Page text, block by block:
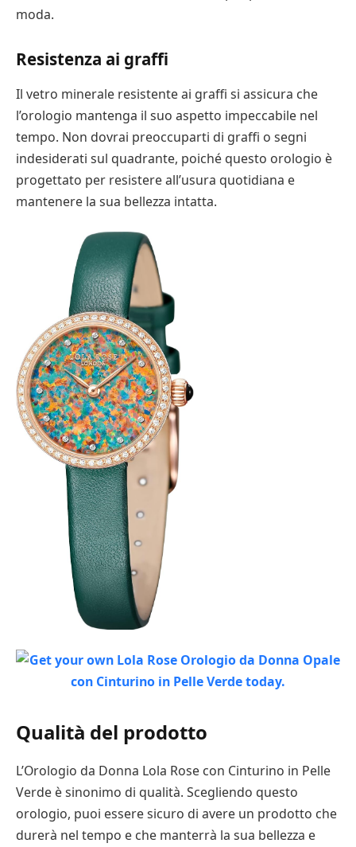
moda.
Resistenza ai graffi
Il vetro minerale resistente ai graffi si assicura che
l’orologio mantenga il suo aspetto impeccabile nel
tempo. Non dovrai preoccuparti di graffi o segni
indesiderati sul quadrante, poiché questo orologio è
progettato per resistere all’usura quotidiana e
mantenere la sua bellezza intatta.
Qualità del prodotto
L’Orologio da Donna Lola Rose con Cinturino in Pelle
Verde è sinonimo di qualità. Scegliendo questo
orologio, puoi essere sicuro di avere un prodotto che
durerà nel tempo e che manterrà la sua bellezza e